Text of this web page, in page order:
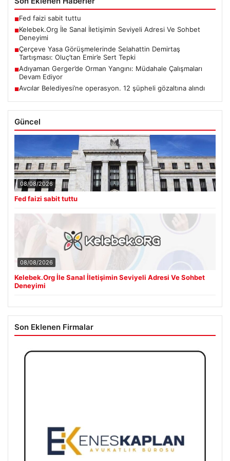
■Fed faizi sabit tuttu
■Kelebek.Org İle Sanal İletişimin Seviyeli Adresi Ve Sohbet
Deneyimi
■Çerçeve Yasa Görüşmelerinde Selahattin Demirtaş
Tartışması: Oluç’tan Emir’e Sert Tepki
■Adıyaman Gerger’de Orman Yangını: Müdahale Çalışmaları
Devam Ediyor
■Avcılar Belediyesi’ne operasyon. 12 şüpheli gözaltına alındı
Güncel
08/08/2026
Fed faizi sabit tuttu
08/08/2026
Kelebek.Org İle Sanal İletişimin Seviyeli Adresi Ve Sohbet
Deneyimi
Son Eklenen Firmalar